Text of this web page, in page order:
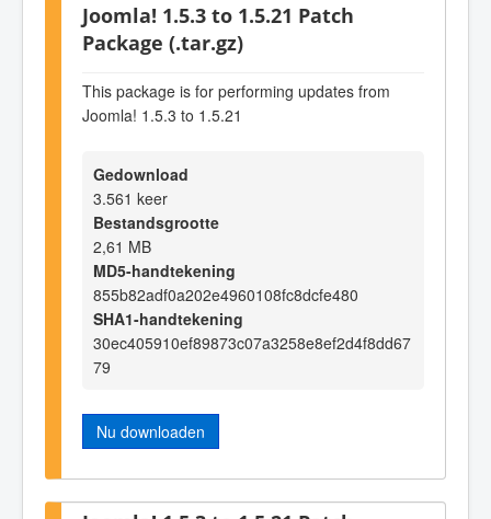
Joomla! 1.5.3 to 1.5.21 Patch
Package (.tar.gz)
This package is for performing updates from
Joomla! 1.5.3 to 1.5.21
Gedownload
3.561 keer
Bestandsgrootte
2,61 MB
MD5-handtekening
855b82adf0a202e4960108fc8dcfe480
SHA1-handtekening
30ec405910ef89873c07a3258e8ef2d4f8dd67
79
Nu downloaden